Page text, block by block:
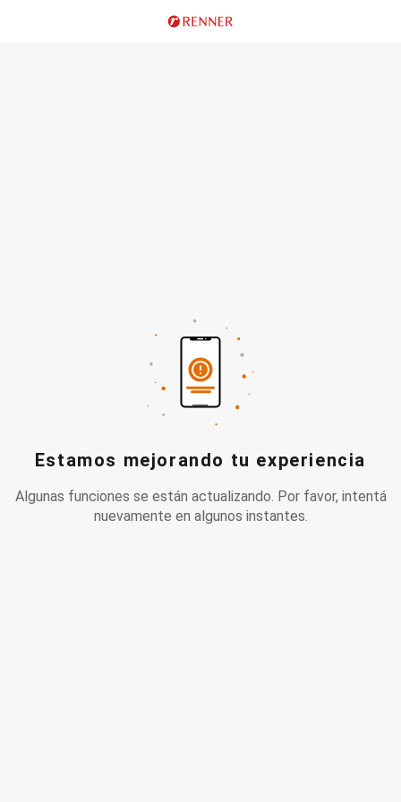
Estamos mejorando tu experiencia
Algunas funciones se están actualizando. Por favor, intentá
nuevamente en algunos instantes.